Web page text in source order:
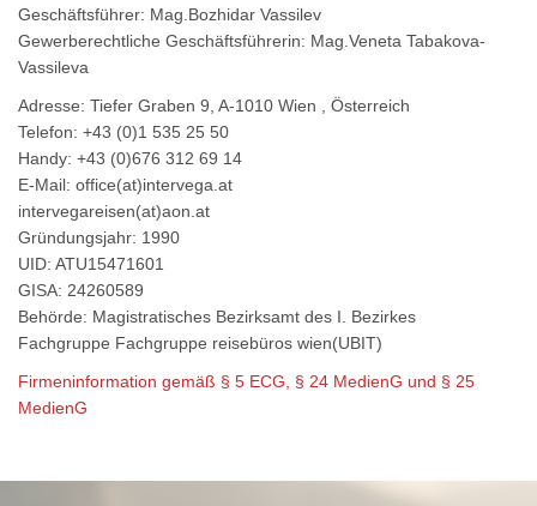
Geschäftsführer: Mag.Bozhidar Vassilev
Gewerberechtliche Geschäftsführerin: Mag.Veneta Tabakova-
Vassileva
Adresse: Tiefer Graben 9, A-1010 Wien , Österreich
Telefon: +43 (0)1 535 25 50
Handy: +43 (0)676 312 69 14
E-Mail: office(at)intervega.at
intervegareisen(at)aon.at
Gründungsjahr: 1990
UID: ATU15471601
GISA: 24260589
Behörde: Magistratisches Bezirksamt des I. Bezirkes
Fachgruppe Fachgruppe reisebüros wien(UBIT)
Firmeninformation gemäß § 5 ECG, § 24 MedienG und § 25
MedienG